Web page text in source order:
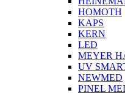
HOMOTH
KAPS
KERN
LED
MEYER
UV
NEWMED
PINEL